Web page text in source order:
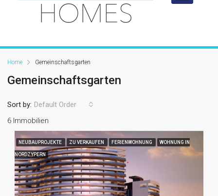
Home Gemeinschaftsgarten
Gemeinschaftsgarten
6 Immobilien
Sort by: Default Order
NEUBAUPROJEKTE ZU VERKAUFEN FERIENWOHNUNG WOHNUNG IN
NORDZYPERN